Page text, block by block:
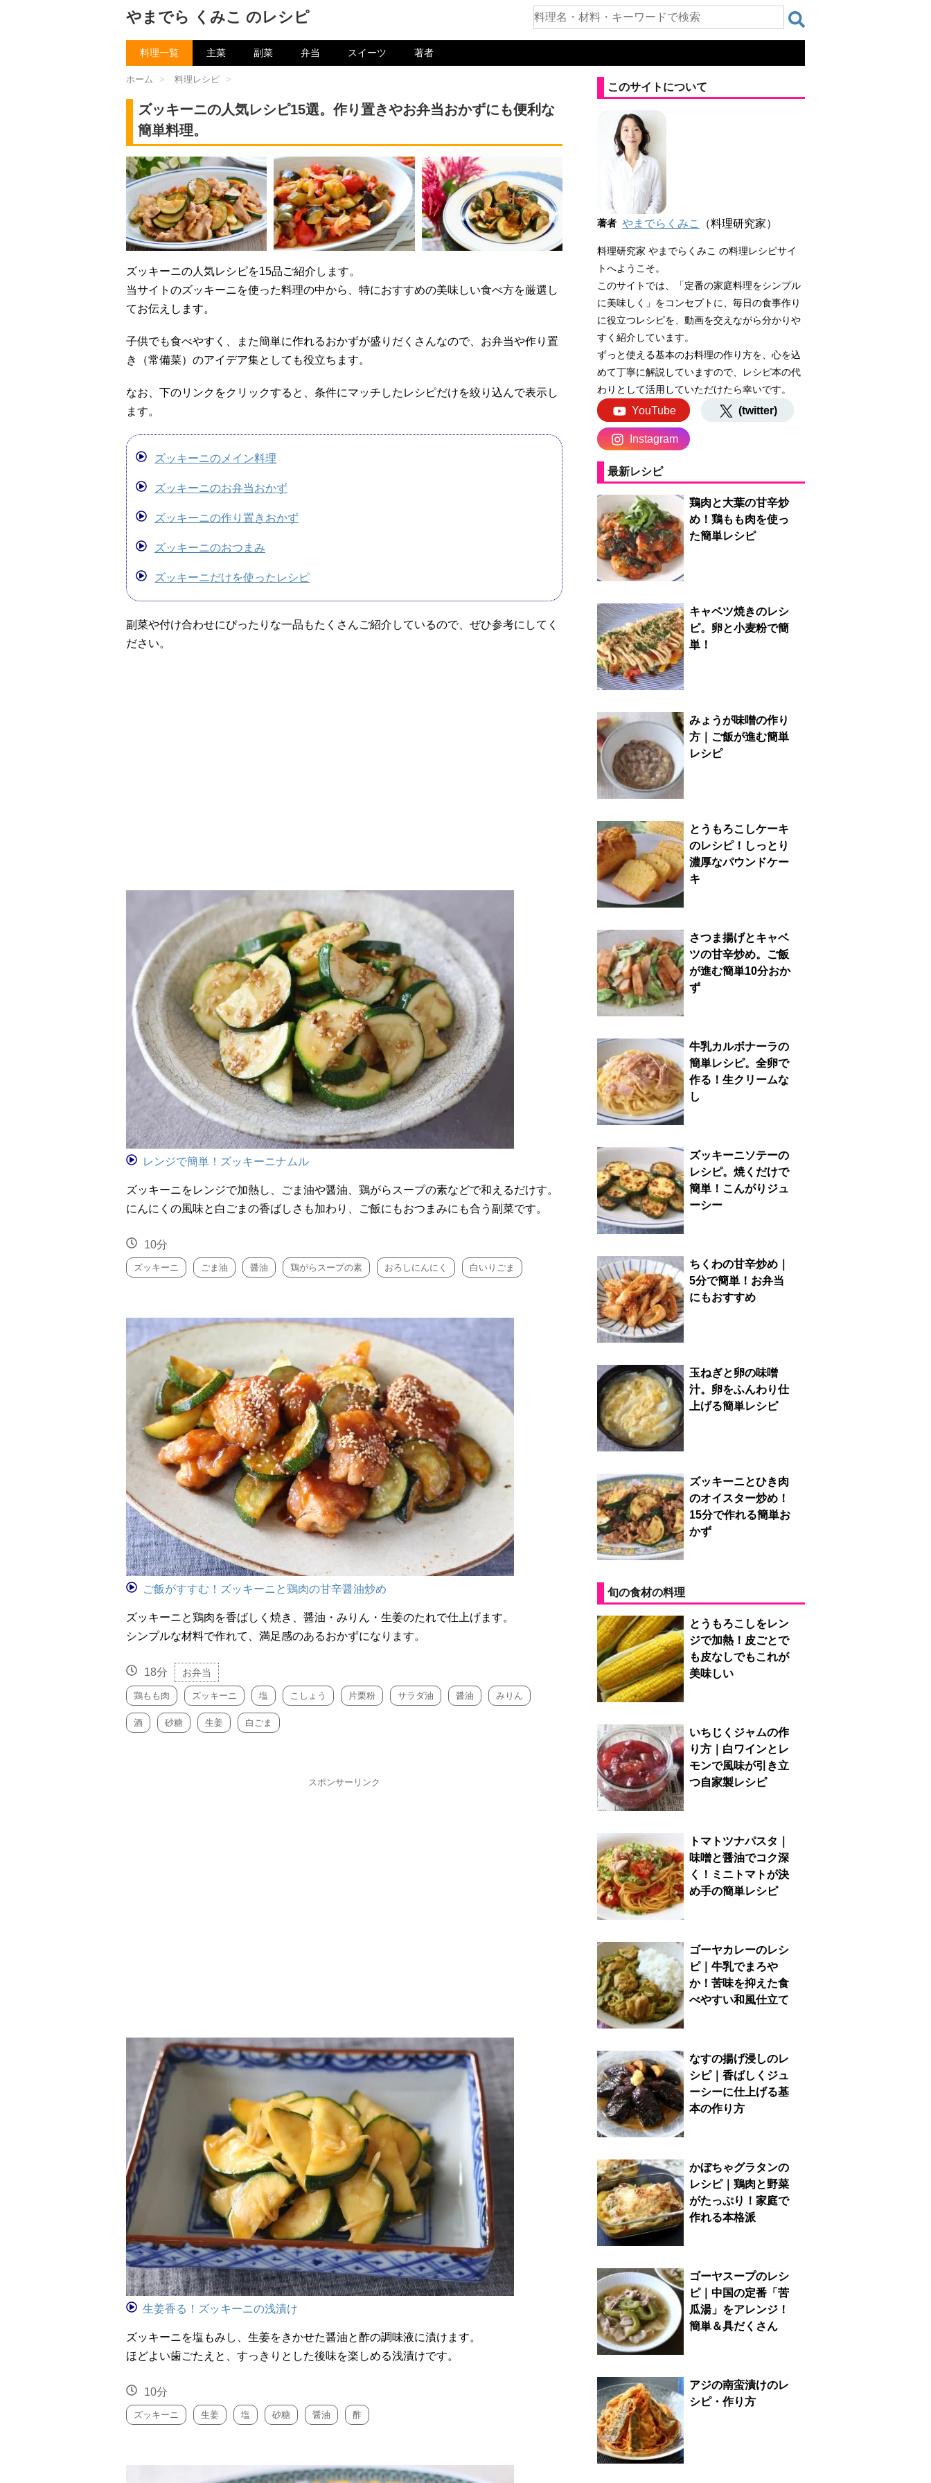
やまでら くみこ のレシピ
料理一覧 主菜 副菜 弁当 スイーツ 著者
ホーム > 料理レシピ >
ズッキーニの人気レシピ15選。作り置きやお弁当おかずにも便利な
簡単料理。
ズッキーニの人気レシピを15品ご紹介します。
当サイトのズッキーニを使った料理の中から、特におすすめの美味しい食べ方を厳選し
てお伝えします。
子供でも食べやすく、また簡単に作れるおかずが盛りだくさんなので、お弁当や作り置
き（常備菜）のアイデア集としても役立ちます。
なお、下のリンクをクリックすると、条件にマッチしたレシピだけを絞り込んで表示し
ます。
ズッキーニのメイン料理
ズッキーニのお弁当おかず
ズッキーニの作り置きおかず
ズッキーニのおつまみ
ズッキーニだけを使ったレシピ
副菜や付け合わせにぴったりな一品もたくさんご紹介しているので、ぜひ参考にしてく
ださい。
レンジで簡単！ズッキーニナムル
ズッキーニをレンジで加熱し、ごま油や醤油、鶏がらスープの素などで和えるだけす。
にんにくの風味と白ごまの香ばしさも加わり、ご飯にもおつまみにも合う副菜です。
10分
ズッキーニ ごま油 醤油 鶏がらスープの素 おろしにんにく 白いりごま
ご飯がすすむ！ズッキーニと鶏肉の甘辛醤油炒め
ズッキーニと鶏肉を香ばしく焼き、醤油・みりん・生姜のたれで仕上げます。
シンプルな材料で作れて、満足感のあるおかずになります。
18分 お弁当
鶏もも肉 ズッキーニ 塩 こしょう 片栗粉 サラダ油 醤油 みりん
酒 砂糖 生姜 白ごま
スポンサーリンク
生姜香る！ズッキーニの浅漬け
ズッキーニを塩もみし、生姜をきかせた醤油と酢の調味液に漬けます。
ほどよい歯ごたえと、すっきりとした後味を楽しめる浅漬けです。
10分
ズッキーニ 生姜 塩 砂糖 醤油 酢
このサイトについて
著者 やまでらくみこ （料理研究家）
料理研究家 やまでらくみこ の料理レシピサイ
トへようこそ。
このサイトでは、「定番の家庭料理をシンプル
に美味しく」をコンセプトに、毎日の食事作り
に役立つレシピを、動画を交えながら分かりや
すく紹介しています。
ずっと使える基本のお料理の作り方を、心を込
めて丁寧に解説していますので、レシピ本の代
わりとして活用していただけたら幸いです。
YouTube (twitter)
Instagram
最新レシピ
鶏肉と大葉の甘辛炒
め！鶏もも肉を使っ
た簡単レシピ
キャベツ焼きのレシ
ピ。卵と小麦粉で簡
単！
みょうが味噌の作り
方｜ご飯が進む簡単
レシピ
とうもろこしケーキ
のレシピ！しっとり
濃厚なパウンドケー
キ
さつま揚げとキャベ
ツの甘辛炒め。ご飯
が進む簡単10分おか
ず
牛乳カルボナーラの
簡単レシピ。全卵で
作る！生クリームな
し
ズッキーニソテーの
レシピ。焼くだけで
簡単！こんがりジュ
ーシー
ちくわの甘辛炒め｜
5分で簡単！お弁当
にもおすすめ
玉ねぎと卵の味噌
汁。卵をふんわり仕
上げる簡単レシピ
ズッキーニとひき肉
のオイスター炒め！
15分で作れる簡単お
かず
旬の食材の料理
とうもろこしをレン
ジで加熱！皮ごとで
も皮なしでもこれが
美味しい
いちじくジャムの作
り方｜白ワインとレ
モンで風味が引き立
つ自家製レシピ
トマトツナパスタ｜
味噌と醤油でコク深
く！ミニトマトが決
め手の簡単レシピ
ゴーヤカレーのレシ
ピ｜牛乳でまろや
か！苦味を抑えた食
べやすい和風仕立て
なすの揚げ浸しのレ
シピ｜香ばしくジュ
ーシーに仕上げる基
本の作り方
かぼちゃグラタンの
レシピ｜鶏肉と野菜
がたっぷり！家庭で
作れる本格派
ゴーヤスープのレシ
ピ｜中国の定番「苦
瓜湯」をアレンジ！
簡単＆具だくさん
アジの南蛮漬けのレ
シピ・作り方